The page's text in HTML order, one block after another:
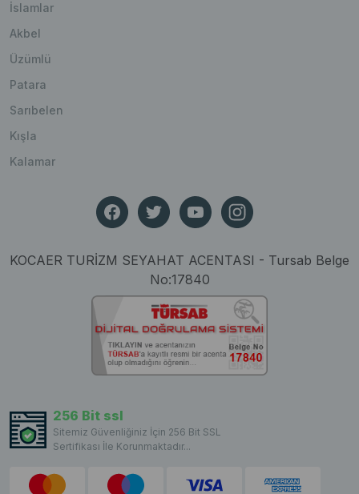
İslamlar
Akbel
Üzümlü
Patara
Sarıbelen
Kışla
Kalamar
KOCAER TURİZM SEYAHAT ACENTASI - Tursab Belge
No:17840
256 Bit ssl
Sitemiz Güvenliğiniz İçin 256 Bit SSL
Sertifikası İle Korunmaktadır...